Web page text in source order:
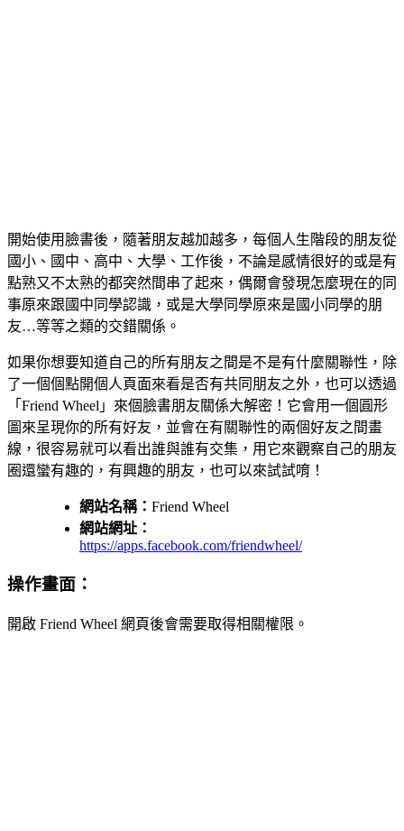
開始使用臉書後，隨著朋友越加越多，每個人生階段的朋友從
國小、國中、高中、大學、工作後，不論是感情很好的或是有
點熟又不太熟的都突然間串了起來，偶爾會發現怎麼現在的同
事原來跟國中同學認識，或是大學同學原來是國小同學的朋
友…等等之類的交錯關係。
如果你想要知道自己的所有朋友之間是不是有什麼關聯性，除
了一個個點開個人頁面來看是否有共同朋友之外，也可以透過
「Friend Wheel」來個臉書朋友關係大解密！它會用一個圓形
圖來呈現你的所有好友，並會在有關聯性的兩個好友之間畫
線，很容易就可以看出誰與誰有交集，用它來觀察自己的朋友
圈還蠻有趣的，有興趣的朋友，也可以來試試唷！
網站名稱： Friend Wheel
網站網址：
https://apps.facebook.com/friendwheel/
操作畫面：
開啟 Friend Wheel 網頁後會需要取得相關權限。